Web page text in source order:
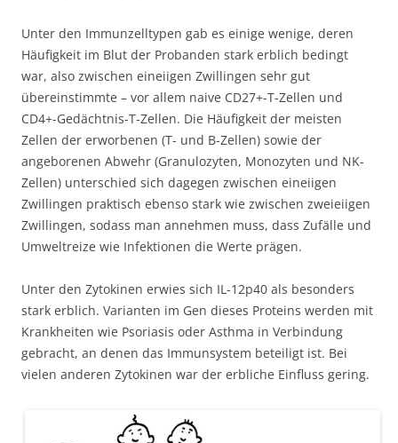
Unter den Immunzelltypen gab es einige wenige, deren
Häufigkeit im Blut der Probanden stark erblich bedingt
war, also zwischen eineiigen Zwillingen sehr gut
übereinstimmte – vor allem naive CD27+-T-Zellen und
CD4+-Gedächtnis-T-Zellen. Die Häufigkeit der meisten
Zellen der erworbenen (T- und B-Zellen) sowie der
angeborenen Abwehr (Granulozyten, Monozyten und NK-
Zellen) unterschied sich dagegen zwischen eineiigen
Zwillingen praktisch ebenso stark wie zwischen zweieiigen
Zwillingen, sodass man annehmen muss, dass Zufälle und
Umweltreize wie Infektionen die Werte prägen.
Unter den Zytokinen erwies sich IL-12p40 als besonders
stark erblich. Varianten im Gen dieses Proteins werden mit
Krankheiten wie Psoriasis oder Asthma in Verbindung
gebracht, an denen das Immunsystem beteiligt ist. Bei
vielen anderen Zytokinen war der erbliche Einfluss gering.